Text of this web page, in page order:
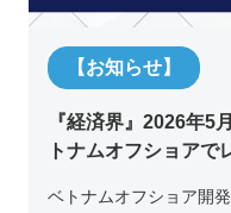
【お知らせ】
『経済界』2026年5
トナムオフショアで
ベトナムオフショア開